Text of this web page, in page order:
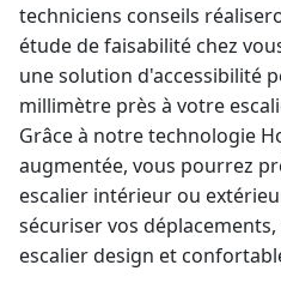
techniciens conseils
étude de faisabilité chez
une solution d'accessibilité
millimètre près à votre
Grâce à notre technologie
augmentée, vous pourrez
escalier intérieur ou
sécuriser vos
escalier design et